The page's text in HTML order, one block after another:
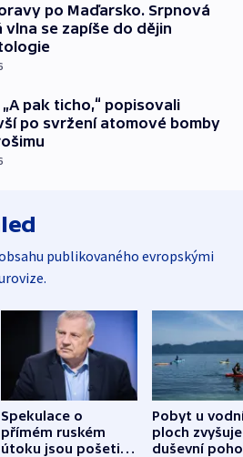
po Maďarsko. Srpnová
vlna se zapíše do dějin
„A pak ticho,“ popisovali
po svržení atomové bomby
publikovaného evropskými
Spekulace o
přímém ruském
útoku jsou pošetilé,
Pobyt u
ploch zvyšuje
duševní